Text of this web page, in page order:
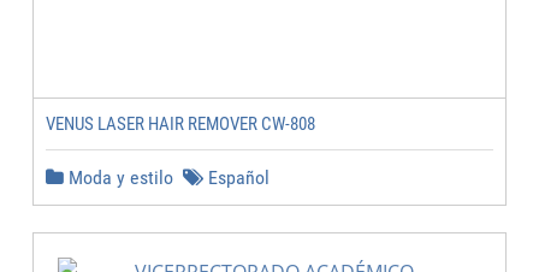
VENUS LASER HAIR REMOVER CW-808
Moda y estilo Español